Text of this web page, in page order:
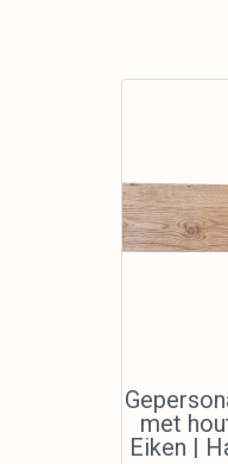
met
Eiken |